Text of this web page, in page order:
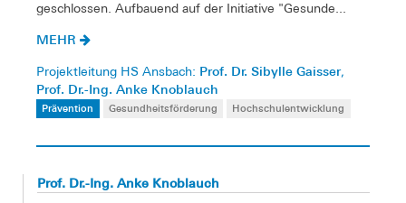
geschlossen. Aufbauend auf der Initiative "Gesunde...
MEHR
Projektleitung HS Ansbach: Prof. Dr. Sibylle Gaisser,
Prof. Dr.-Ing. Anke Knoblauch
Prävention Gesundheitsförderung Hochschulentwicklung
Prof. Dr.-Ing. Anke Knoblauch